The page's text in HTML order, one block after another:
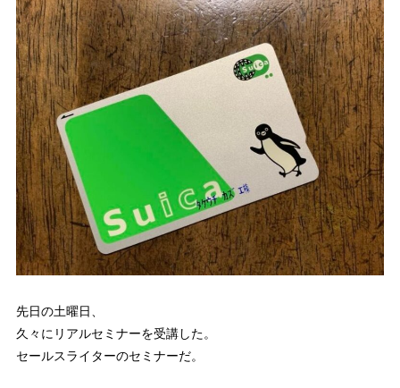
先日の土曜日、
久々にリアルセミナーを受講した。
セールスライターのセミナーだ。